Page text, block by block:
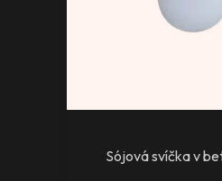
Sójová svíčka v